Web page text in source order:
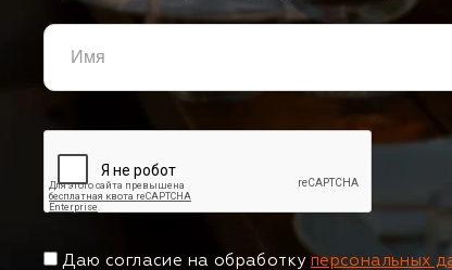
Даю согласие на обработку персональных